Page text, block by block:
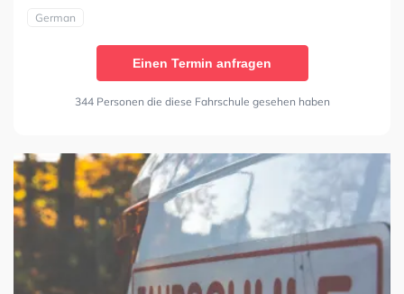
German
Einen Termin anfragen
344 Personen die diese Fahrschule gesehen haben